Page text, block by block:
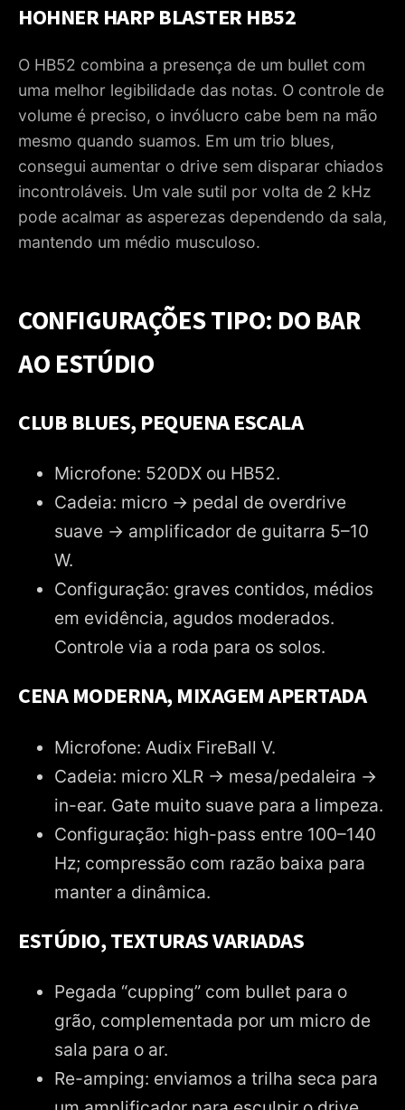
HOHNER HARP BLASTER HB52
O HB52 combina a presença de um bullet com
uma melhor legibilidade das notas. O controle de
volume é preciso, o invólucro cabe bem na mão
mesmo quando suamos. Em um trio blues,
consegui aumentar o drive sem disparar chiados
incontroláveis. Um vale sutil por volta de 2 kHz
pode acalmar as asperezas dependendo da sala,
mantendo um médio musculoso.
CONFIGURAÇÕES TIPO: DO BAR
AO ESTÚDIO
CLUB BLUES, PEQUENA ESCALA
Microfone: 520DX ou HB52.
Cadeia: micro → pedal de overdrive
suave → amplificador de guitarra 5–10
W.
Configuração: graves contidos, médios
em evidência, agudos moderados.
Controle via a roda para os solos.
CENA MODERNA, MIXAGEM APERTADA
Microfone: Audix FireBall V.
Cadeia: micro XLR → mesa/pedaleira →
in-ear. Gate muito suave para a limpeza.
Configuração: high-pass entre 100–140
Hz; compressão com razão baixa para
manter a dinâmica.
ESTÚDIO, TEXTURAS VARIADAS
Pegada “cupping” com bullet para o
grão, complementada por um micro de
sala para o ar.
Re-amping: enviamos a trilha seca para